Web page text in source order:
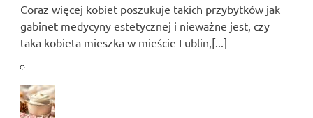
Coraz więcej kobiet poszukuje takich przybytków jak
gabinet medycyny estetycznej i nieważne jest, czy
taka kobieta mieszka w mieście Lublin,[...]